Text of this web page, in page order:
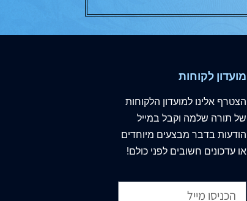
חכמי ארם צובא- ספרים
טעמי המצוות -פרטי
המצוות
יודאיקה
יורה דעה- ספרים בנושא
יצחק יוסף
מועדון לקוחות
הצטרף אלינו למועדון הלקוחות
של תורה שלמה וקבל במייל
הודעות בדבר מבצעים מיוחדים
או עדכונים חשובים לפני כולם!